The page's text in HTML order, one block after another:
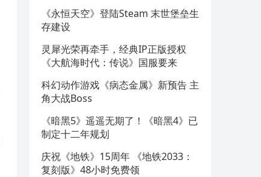
《永恒天空》登陆Steam 末世堡垒生
存建设
灵犀光荣再牵手，经典IP正版授权
《大航海时代：传说》国服要来
科幻动作游戏《病态金属》新预告 主
角大战Boss
《暗黑5》遥遥无期了！《暗黑4》已
制定十二年规划
庆祝《地铁》15周年 《地铁2033：
复刻版》48小时免费领